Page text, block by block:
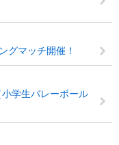
グマッチ開催！
小学生バレーボール